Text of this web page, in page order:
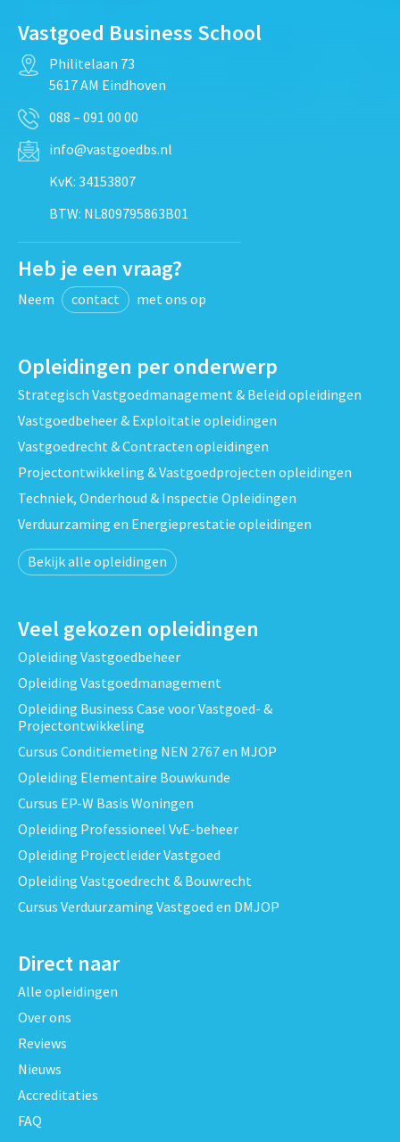
Vastgoed Business School
Philitelaan 73
5617 AM Eindhoven
088 – 091 00 00
info@vastgoedbs.nl
KvK: 34153807
BTW: NL809795863B01
Heb je een vraag?
Neem contact met ons op
Opleidingen per onderwerp
Strategisch Vastgoedmanagement & Beleid opleidingen
Vastgoedbeheer & Exploitatie opleidingen
Vastgoedrecht & Contracten opleidingen
Projectontwikkeling & Vastgoedprojecten opleidingen
Techniek, Onderhoud & Inspectie Opleidingen
Verduurzaming en Energieprestatie opleidingen
Bekijk alle opleidingen
Veel gekozen opleidingen
Opleiding Vastgoedbeheer
Opleiding Vastgoedmanagement
Opleiding Business Case voor Vastgoed- &
Projectontwikkeling
Cursus Conditiemeting NEN 2767 en MJOP
Opleiding Elementaire Bouwkunde
Cursus EP-W Basis Woningen
Opleiding Professioneel VvE-beheer
Opleiding Projectleider Vastgoed
Opleiding Vastgoedrecht & Bouwrecht
Cursus Verduurzaming Vastgoed en DMJOP
Direct naar
Alle opleidingen
Over ons
Reviews
Nieuws
Accreditaties
FAQ